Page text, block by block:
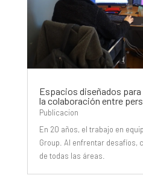
Espacios diseñados
la colaboración entre
Publicacion
En 20 años, el trabajo en
Group. Al enfrentar desafíos,
de todas las áreas.